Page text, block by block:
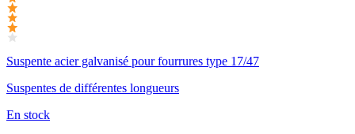
Suspente acier galvanisé pour fourrures type 17/47
Suspentes de différentes longueurs
En stock